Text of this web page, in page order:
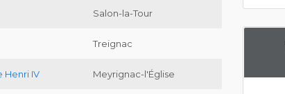
Salon-la-Tour
Treignac
Henri IV Meyrignac-l'Église